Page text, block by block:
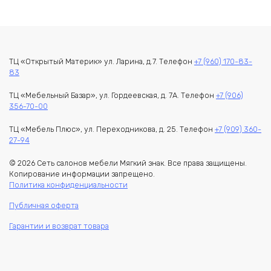
ТЦ «Открытый Материк» ул. Ларина, д.7. Телефон +7 (960) 170-83-
83
ТЦ «Мебельный Базар», ул. Гордеевская, д. 7А. Телефон +7 (906)
356-70-00
ТЦ «Мебель Плюс», ул. Переходникова, д. 25. Телефон +7 (909) 360-
27-94
© 2026 Сеть салонов мебели Мягкий знак. Все права защищены.
Копирование информации запрещено.
Политика конфиденциальности
Публичная оферта
Гарантии и возврат товара